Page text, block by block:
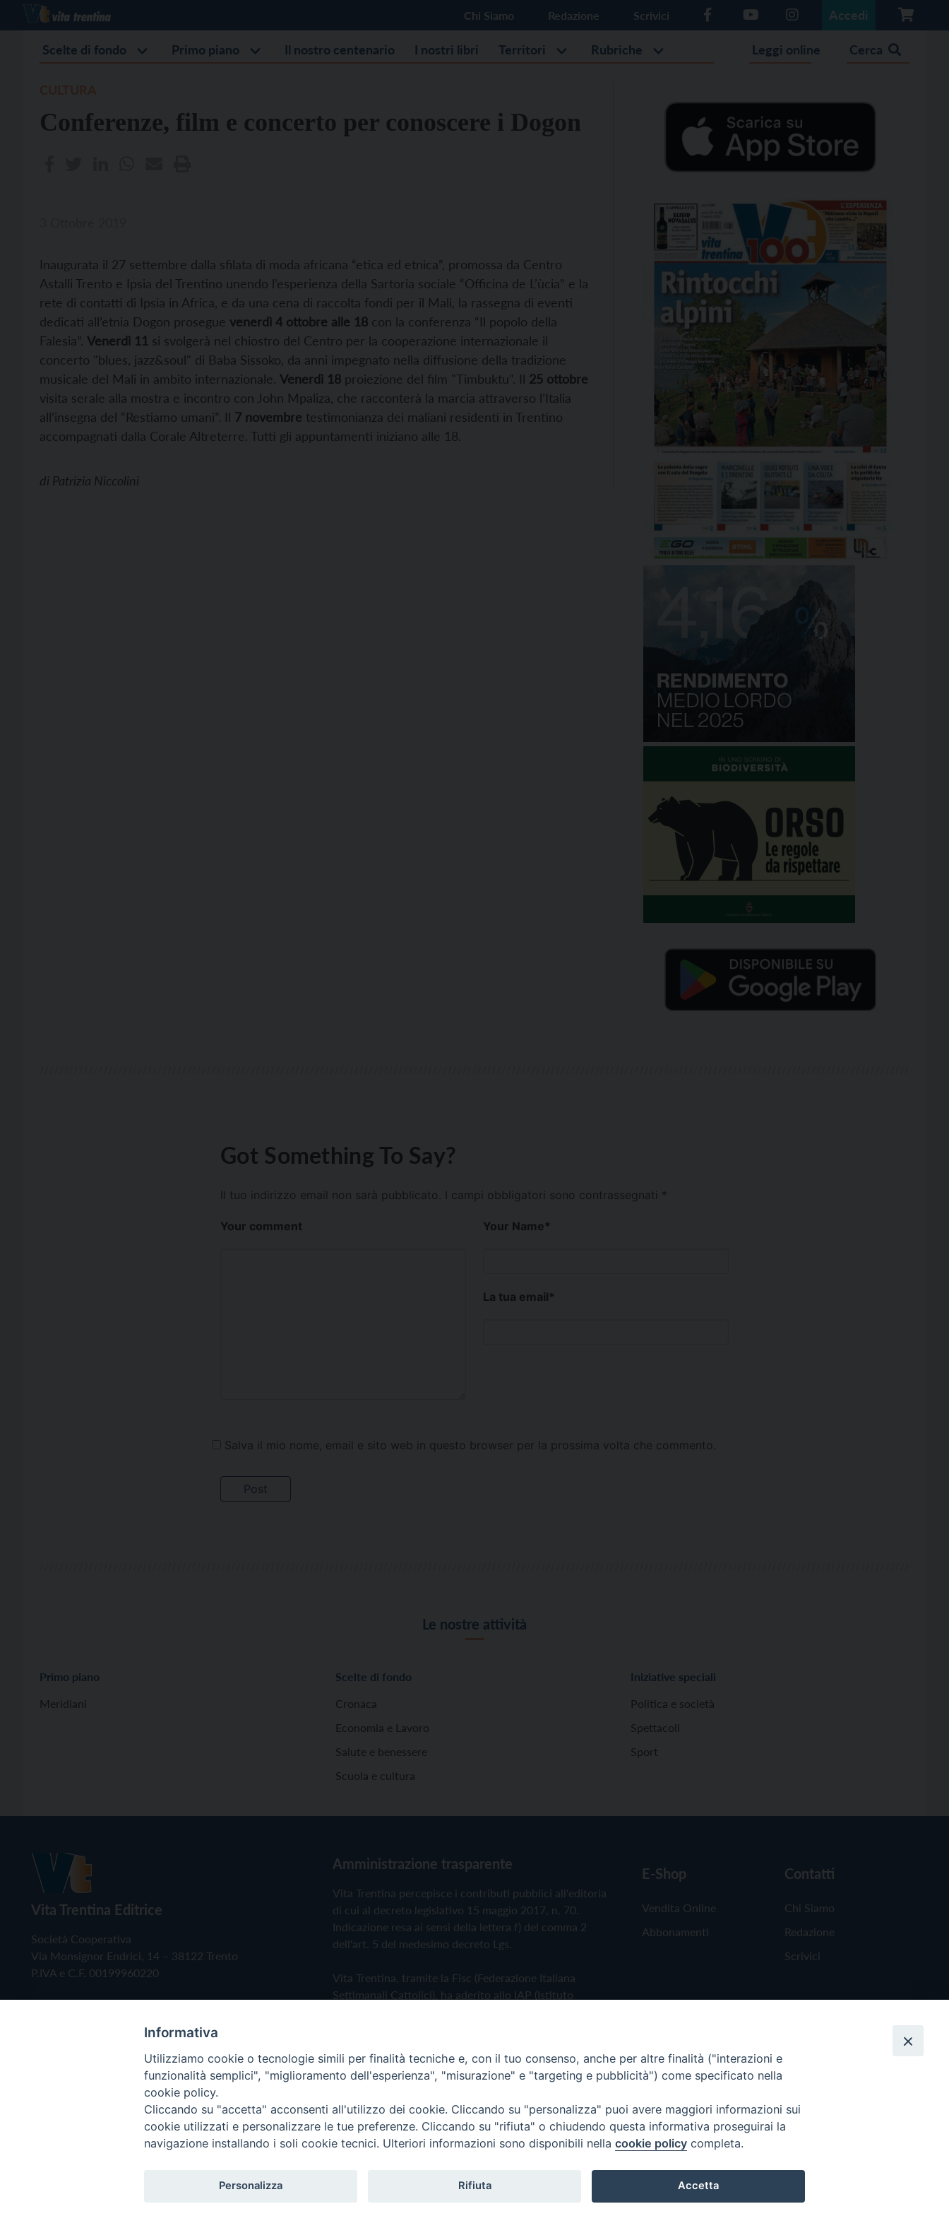
Chi Siamo Redazione Scrivici Accedi
Scelte di fondo Primo piano Il nostro centenario I nostri libri Territori Rubriche Leggi online Cerca
Conferenze, film e concerto per conoscere i Dogon
Inaugurata il 27 settembre dalla sfilata di moda africana “etica ed etnica”, promossa da Centro
Astalli Trento e Ipsia del Trentino unendo l’esperienza della Sartoria sociale “Officina de L’ùcia” e la
rete di contatti di Ipsia in Africa, e da una cena di raccolta fondi per il Mali, la rassegna di eventi
dedicati all’etnia Dogon prosegue venerdì 4 ottobre alle 18 con la conferenza “Il popolo della
Falesia”. Venerdì 11 si svolgerà nel chiostro del Centro per la cooperazione internazionale il
concerto "blues, jazz&soul" di Baba Sissoko, da anni impegnato nella diffusione della tradizione
musicale del Mali in ambito internazionale. Venerdì 18 proiezione del film "Timbuktu". Il 25 ottobre
visita serale alla mostra e incontro con John Mpaliza, che racconterà la marcia attraverso l’Italia
all’insegna del “Restiamo umani”. Il 7 novembre testimonianza dei maliani residenti in Trentino
accompagnati dalla Corale Altreterre. Tutti gli appuntamenti iniziano alle 18.
di Patrizia Niccolini
Got Something To Say?
Il tuo indirizzo email non sarà pubblicato. I campi obbligatori sono contrassegnati *
Your comment Your Name*
La tua email*
Salva il mio nome, email e sito web in questo browser per la prossima volta che commento.
Le nostre attività
Primo piano
Meridiani
Scelte di fondo
Cronaca
Economia e Lavoro
Salute e benessere
Scuola e cultura
Iniziative speciali
Politica e società
Spettacoli
Sport
Vita Trentina Editrice
Società Cooperativa
Via Monsignor Endrici, 14 – 38122 Trento
P.IVA e C.F. 00199960220
Amministrazione trasparente
Vita Trentina percepisce i contributi pubblici all'editoria
di cui al decreto legislativo 15 maggio 2017, n. 70.
Indicazione resa ai sensi della lettera f) del comma 2
dell'art. 5 del medesimo decreto Lgs.
Vita Trentina, tramite la Fisc (Federazione Italiana
Settimanali Cattolici), ha aderito allo IAP (Istituto
Privacy Policy Cookie Policy
E-Shop
Vendita Online
Abbonamenti
Contatti
Chi Siamo
Redazione
Scrivici
Copyright © 2019 - Tutti i diritti riservati - Vita Trentina Editrice
Informativa
Utilizziamo cookie o tecnologie simili per finalità tecniche e, con il tuo consenso, anche per altre finalità ("interazioni e
funzionalità semplici", "miglioramento dell'esperienza", "misurazione" e "targeting e pubblicità") come specificato nella
cookie policy.
Cliccando su "accetta" acconsenti all'utilizzo dei cookie. Cliccando su "personalizza" puoi avere maggiori informazioni sui
cookie utilizzati e personalizzare le tue preferenze. Cliccando su "rifiuta" o chiudendo questa informativa proseguirai la
navigazione installando i soli cookie tecnici. Ulteriori informazioni sono disponibili nella cookie policy completa.
Personalizza Rifiuta Accetta